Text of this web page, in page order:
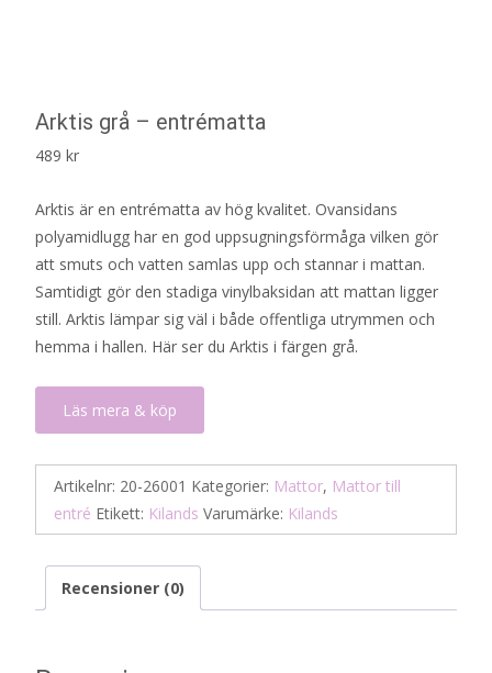
Arktis grå – entrématta
489 kr
Arktis är en entrématta av hög kvalitet. Ovansidans
polyamidlugg har en god uppsugningsförmåga vilken gör
att smuts och vatten samlas upp och stannar i mattan.
Samtidigt gör den stadiga vinylbaksidan att mattan ligger
still. Arktis lämpar sig väl i både offentliga utrymmen och
hemma i hallen. Här ser du Arktis i färgen grå.
Läs mera & köp
Artikelnr: 20-26001 Kategorier: Mattor, Mattor till
entré Etikett: Kilands Varumärke: Kilands
Recensioner (0)